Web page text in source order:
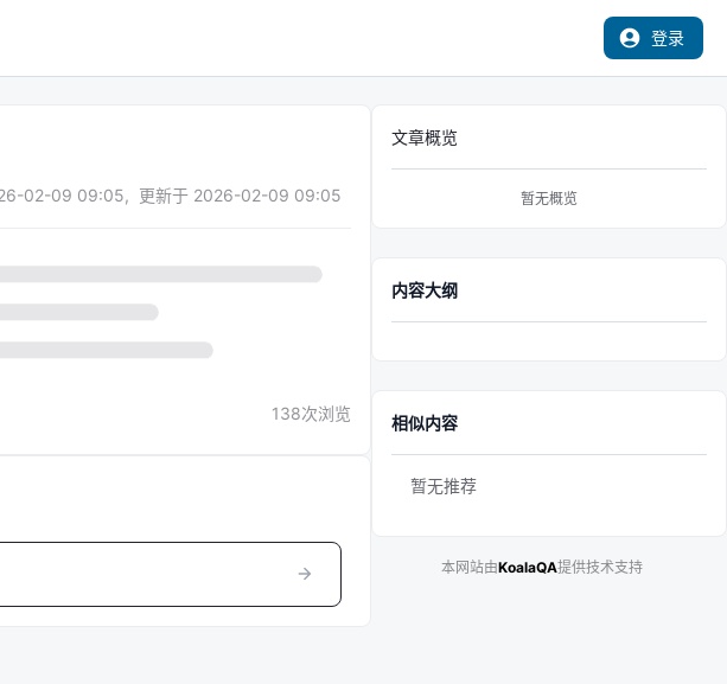
登录
02-09 09:05, 更新于 2026-02-09 09:05
138次浏览
文章概览
暂无概览
内容大纲
相似内容
暂无推荐
本网站由KoalaQA提供技术支持